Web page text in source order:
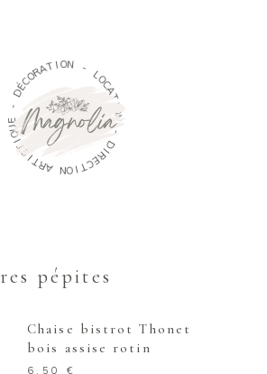
DÉCORATI ON
-
L
O
C
A
T
I
O
N
-
D
I
R
E
C
T
I
O
N
A
R
T
I
S
T
I
Q
U
E
-
pépites
Chaise bistrot Thonet
bois assise rotin
6,50 €